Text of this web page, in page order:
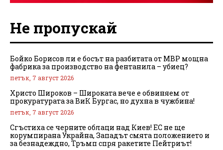
Не пропускай
Бойко Борисов ли е босът на разбитата от МВР мощна
фабрика за производство на фентанила – убиец?
петък, 7 август 2026
Христо Широков – Широката вече е обвиняем от
прокуратурата за ВиК Бургас, но духна в чужбина!
петък, 7 август 2026
Сгъстиха се черните облаци над Киев! ЕС не ще
корумпирана Украйна, Западът смята положението и
за безнадеждно, Тръмп спря ракетите Пейтриът!